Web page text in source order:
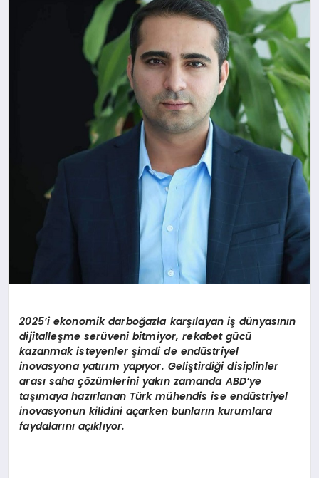
2025’i ekonomik darboğazla karşılayan iş dünyasının
dijitalleşme serüveni bitmiyor, rekabet gücü
kazanmak isteyenler şimdi de endüstriyel
inovasyona yatırım yapıyor. Geliştirdiği disiplinler
arası saha çözümlerini yakın zamanda ABD’ye
taşımaya hazırlanan Türk mühendis ise endüstriyel
inovasyonun kilidini açarken bunların kurumlara
faydalarını açıklıyor.